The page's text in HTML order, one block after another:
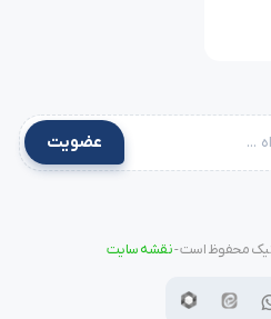
تهیه این دستگاه را از
دوختیکانجام می‌دهند که
عضویت
محفوظ است -نقشه سایت